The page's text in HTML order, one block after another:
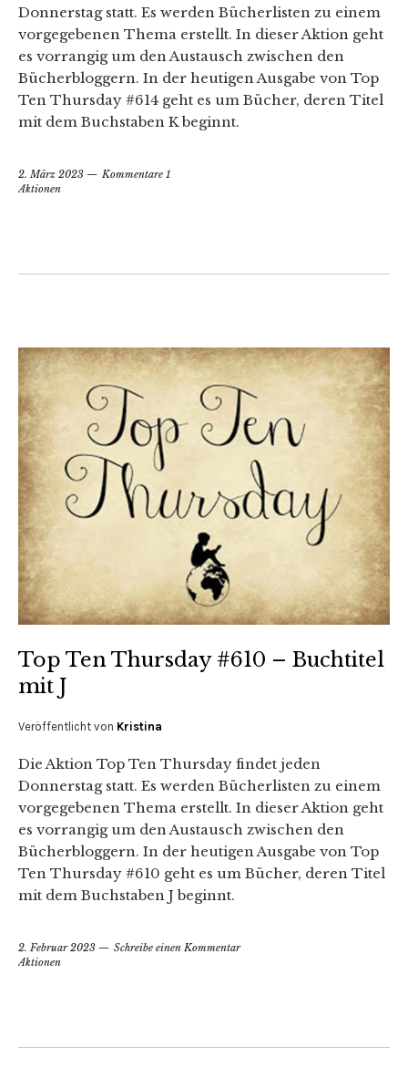
Donnerstag statt. Es werden Bücherlisten zu einem
vorgegebenen Thema erstellt. In dieser Aktion geht
es vorrangig um den Austausch zwischen den
Bücherbloggern. In der heutigen Ausgabe von Top
Ten Thursday #614 geht es um Bücher, deren Titel
mit dem Buchstaben K beginnt.
2. März 2023
Kommentare 1
Aktionen
Top Ten Thursday #610 – Buchtitel
mit J
Veröffentlicht von Kristina
Die Aktion Top Ten Thursday findet jeden
Donnerstag statt. Es werden Bücherlisten zu einem
vorgegebenen Thema erstellt. In dieser Aktion geht
es vorrangig um den Austausch zwischen den
Bücherbloggern. In der heutigen Ausgabe von Top
Ten Thursday #610 geht es um Bücher, deren Titel
mit dem Buchstaben J beginnt.
2. Februar 2023
Schreibe einen Kommentar
Aktionen